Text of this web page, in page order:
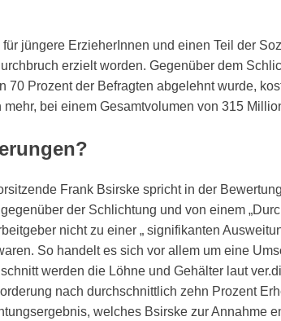
jüngere ErzieherInnen und einen Teil der
erzielt worden. Gegenüber dem
70 Prozent der Befragten abgelehnt wurde,
bei einem Gesamtvolumen von 315
Frank Bsirske spricht in der
der Schlichtung und von einem
nicht zu einer „ signifikanten
So handelt es sich vor allem um eine
werden die Löhne und Gehälter laut
nach durchschnittlich zehn Prozent
welches Bsirske zur Annahme